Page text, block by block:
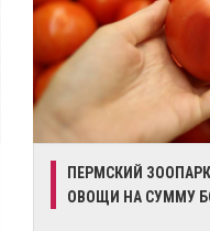
​ПЕРМСКИЙ
ОВОЩИ НА СУММУ